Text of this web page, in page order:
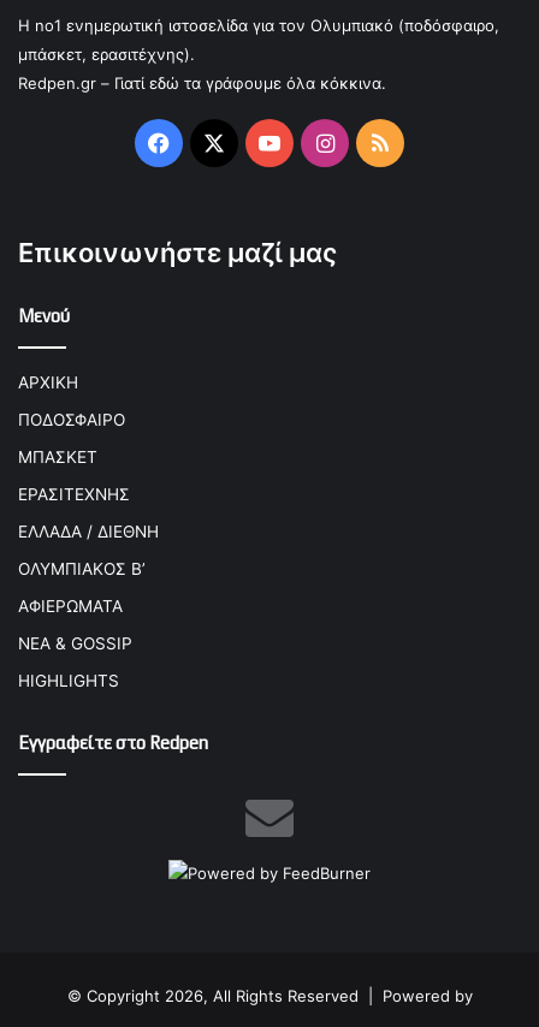
Η no1 ενημερωτική ιστοσελίδα για τον Ολυμπιακό (ποδόσφαιρο,
μπάσκετ, ερασιτέχνης).
Redpen.gr – Γιατί εδώ τα γράφουμε όλα κόκκινα.
Facebook
X YouTubeInstagram
RSS
Επικοινωνήστε μαζί μας
Μενού
ΑΡΧΙΚΗ
ΠΟΔΟΣΦΑΙΡΟ
ΜΠΑΣΚΕΤ
ΕΡΑΣΙΤΕΧΝΗΣ
ΕΛΛΑΔΑ / ΔΙΕΘΝΗ
ΟΛΥΜΠΙΑΚΟΣ Β’
ΑΦΙΕΡΩΜΑΤΑ
ΝΕΑ & GOSSIP
HIGHLIGHTS
Εγγραφείτε στο Redpen
© Copyright 2026, All Rights Reserved | Powered by